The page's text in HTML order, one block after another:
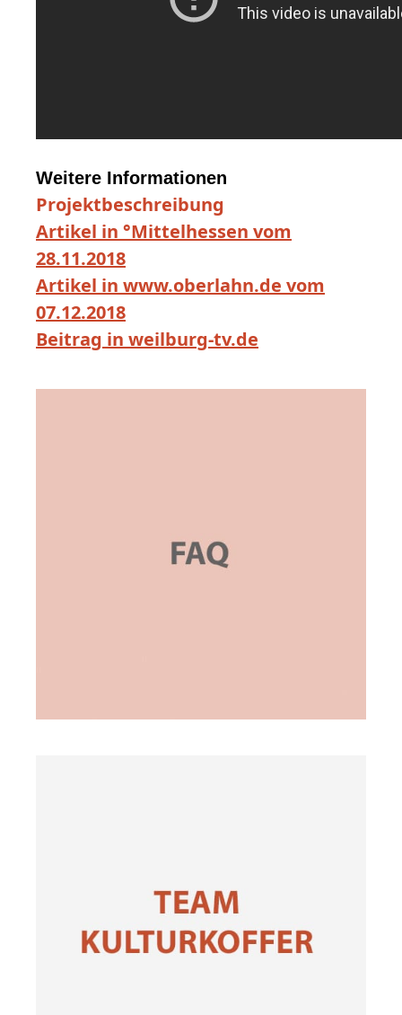
Weitere Informationen
Projektbeschreibung
Artikel in °Mittelhessen vom
28.11.2018
Artikel in www.oberlahn.de vom
07.12.2018
Beitrag in weilburg-tv.de